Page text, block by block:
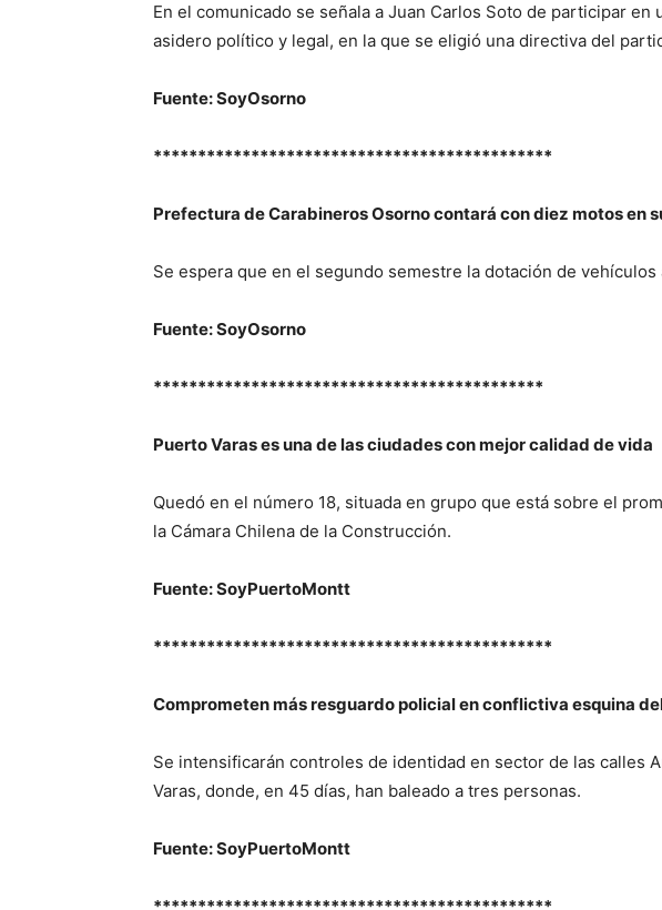
En el comunicado se señala a Juan Carlos Soto de participar en
asidero político y legal, en la que se eligió una directiva del
Fuente: SoyOsorno
*********************************************
Prefectura de Carabineros Osorno contará con diez motos en
Se espera que en el segundo semestre la dotación de vehículos
Fuente: SoyOsorno
********************************************
Puerto Varas es una de las ciudades con mejor calidad de vida
Quedó en el número 18, situada en grupo que está sobre el
la Cámara Chilena de la Construcción.
Fuente: SoyPuertoMontt
*********************************************
Comprometen más resguardo policial en conflictiva esquina
Se intensificarán controles de identidad en sector de las calles
Varas, donde, en 45 días, han baleado a tres personas.
Fuente: SoyPuertoMontt